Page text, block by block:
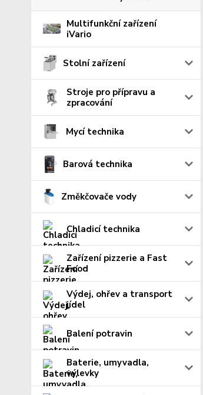
Multifunkční zařízení
iVario
Stolní zařízení
Stroje pro přípravu a
zpracování
Mycí technika
Barová technika
Změkčovače vody
Chladicí technika
Zařízení pizzerie a Fast
Food
Výdej, ohřev a transport
jídel
Balení potravin
Baterie, umyvadla,
výlevky